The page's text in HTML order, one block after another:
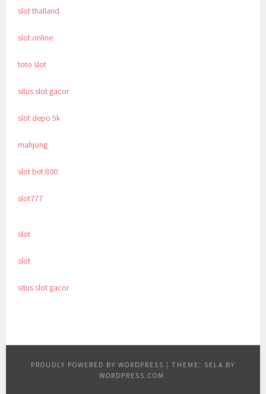
slot thailand
slot online
toto slot
situs slot gacor
slot depo 5k
mahjong
slot bet 800
slot777
slot
slot
situs slot gacor
PROUDLY POWERED BY WORDPRESS | THEME: SELA BY
WORDPRESS.COM